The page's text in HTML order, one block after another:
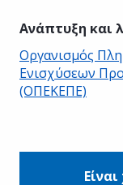
Ανάπτυξη και
Οργανισμός
Ενισχύσεων
(ΟΠΕΚΕΠΕ)